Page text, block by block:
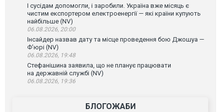
І сусідам допомогли, і заробили. Україна вже місяць є
чистим експортером електроенергії — які країни купують
найбільше (NV)
06.08.2026, 20:00
Інсайдер назвав дату та місце проведення бою Джошуа —
Ф’юрі (NV)
06.08.2026, 19:48
Стефанішина заявила, що не планує працювати
на державній службі (NV)
06.08.2026, 19:36
БЛОГОЖАБИ